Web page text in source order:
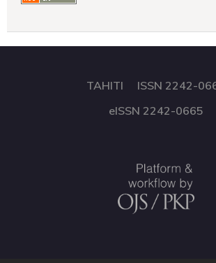
TAHITI ISSN 2242-
eISSN 2242-0665